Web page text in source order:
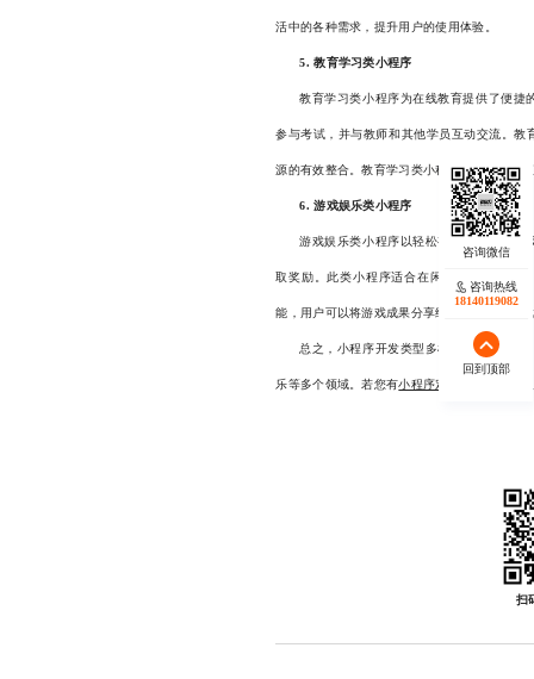
活中的各种需求，提升用户的使用体验。
5. 教育学习类小程序
教育学习类小程序为在线教育提供了便捷
参与考试，并与教师和其他学员互动交流。
源的有效整合。教育学习类小程序还支持视频
6. 游戏娱乐类小程序
游戏娱乐类小程序以轻松有趣的游戏内容
取奖励。此类小程序适合在闲暇时间进行娱
能，用户可以将游戏成果分享给朋友，增加游
总之，小程序开发类型多样，涵盖了电商
乐等多个领域。若您有小程序定制开发
扫
咨询热线
18140119082
回到顶部